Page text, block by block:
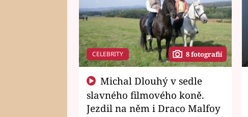
CELEBRITY 8 fotografií
slavného filmového koně.
Jezdil na něm i Draco Malfoy